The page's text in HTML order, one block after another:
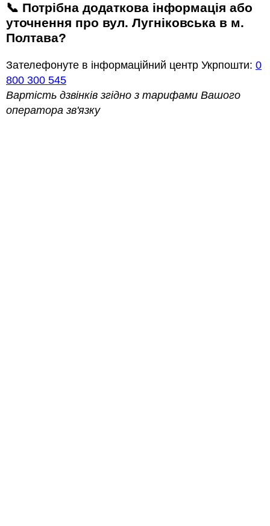
📞 Потрібна додаткова інформація або
уточнення про вул. Лугніковська в м.
Полтава?
Зателефонуте в інформаційний центр Укрпошти: 0
800 300 545
Вартість дзвінків згідно з тарифами Вашого
оператора зв'язку